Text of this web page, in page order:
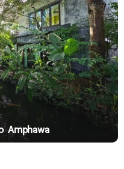
Amphawa